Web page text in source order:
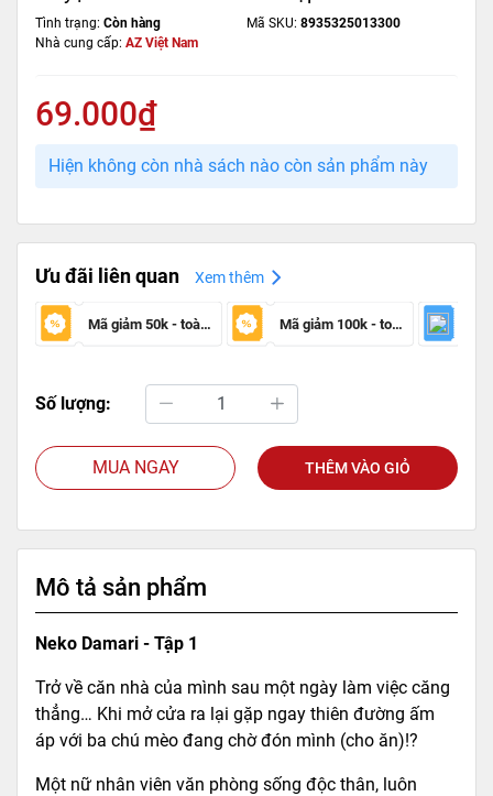
Tình trạng: Còn hàng Mã SKU: 8935325013300
Nhà cung cấp: AZ Việt Nam
69.000₫
Hiện không còn nhà sách nào còn sản phẩm này
Ưu đãi liên quan Xem thêm
Mã giảm 50k - toàn sàn Mã giảm 100k - toàn sàn
Số lượng:
MUA NGAY THÊM VÀO GIỎ
Mô tả sản phẩm
Neko Damari - Tập 1
Trở về căn nhà của mình sau một ngày làm việc căng
thẳng… Khi mở cửa ra lại gặp ngay thiên đường ấm
áp với ba chú mèo đang chờ đón mình (cho ăn)!?
Một nữ nhân viên văn phòng sống độc thân, luôn